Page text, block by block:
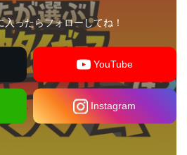
入ったらフォローしてね！
YouTube
Instagram